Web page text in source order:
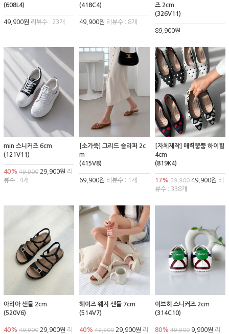
(608L4)
49,900원 리뷰수 : 23개
(418C4)
49,900원 리뷰수 : 8개
즈 2cm
(326V11)
89,900원
min 스니커즈 6cm
(121V11)
40% 49,900 29,900원 리
뷰수 : 4개
[소가죽] 그리드 슬리퍼 2c
m
(415V8)
69,900원 리뷰수 : 1개
[자체제작] 매력뿜뿜 하이힐
4cm
(819K4)
17% 59,90049,900원 리
뷰수 : 338개
아리아 샌들 2cm
(520V6)
40% 49,900 29,900원 리
헤이즈 웨지 샌들 7cm
(514V7)
40% 49,90029,900원 리
이브히 스니커즈 2cm
(314C10)
80% 49,9009,900원 리